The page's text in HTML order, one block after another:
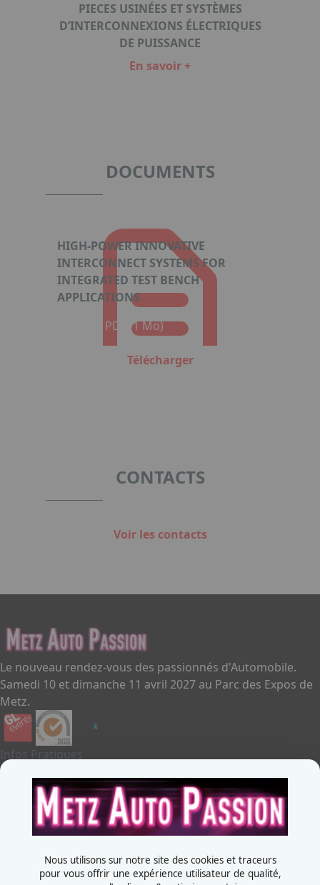
PIECES USINÉES ET SYSTÈMES
D’INTERCONNEXIONS ÉLECTRIQUES
DE PUISSANCE
En savoir +
DOCUMENTS
HIGH-POWER INNOVATIVE
INTERCONNECT SYSTEMS FOR
INTEGRATED TEST BENCH
APPLICATIONS
Format : PDF (1 Mo)
Télécharger
CONTACTS
Voir les contacts
Le nouveau rendez-vous des passionnés d'Automobile.
Samedi 10 et dimanche 11 avril 2027 au Parc des Expos de
Metz.
Infos Pratiques
Je souhaite exposer
Metz Auto Passion
Contactez-nous
Rue de la Grange aux bois
Nous utilisons sur notre site des cookies et traceurs
pour vous offrir une expérience utilisateur de qualité,